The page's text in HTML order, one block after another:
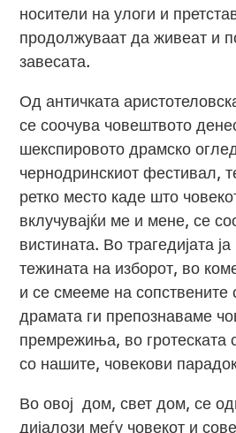
носители на улоги и
продолжуваат да живеат и
завесата.
Од античката
се соочува човештвото
шекспировото драмско
чернодринскиот фестивал,
ретко место каде што
вклучувајќи ме и мене, се
вистината. Во трагедијата
тежината на изборот, во
и се смееме на сопствените
драмата ги препознаваме
премрежиња, во гротеската
со нашите, човекови
Во овој дом, свет дом, се
дијалози меѓу човекот и